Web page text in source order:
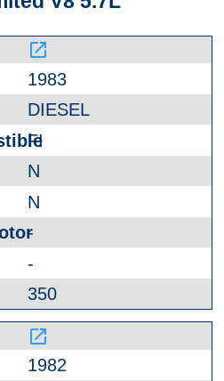
launch
1983
DIESEL
FI
N
N
-
-
350
launch
1982